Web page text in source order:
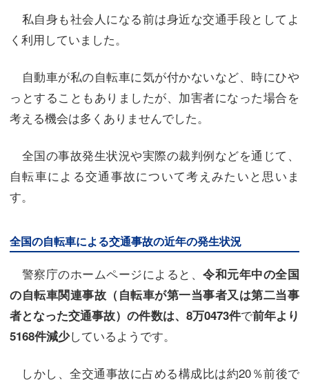
私自身も社会人になる前は身近な交通手段としてよ
く利用していました。
自動車が私の自転車に気が付かないなど、時にひや
っとすることもありましたが、加害者になった場合を
考える機会は多くありませんでした。
全国の事故発生状況や実際の裁判例などを通じて、
自転車による交通事故について考えみたいと思いま
す。
全国の自転車による交通事故の近年の発生状況
警察庁のホームページによると、令和元年中の全国
の自転車関連事故（自転車が第一当事者又は第二当事
者となった交通事故）の件数は、8万0473件で前年より
5168件減少しているようです。
しかし、全交通事故に占める構成比は約20％前後で